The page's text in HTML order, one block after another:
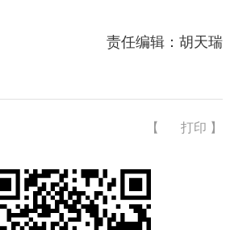
责任编辑：胡天瑞
【 打印 】